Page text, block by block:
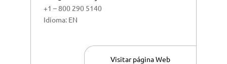
+1 – 800 290 5140
Idioma: EN
Visitar página Web